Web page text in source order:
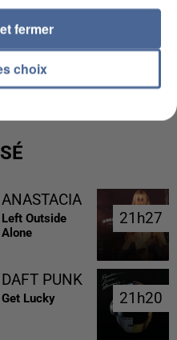
EMPORTÉE PAR UNE
SAVOIE
ANASTACIA
Left Outside
Alone
21h27
21h27
DAFT PUNK
Get Lucky 21h20
21h20
choix
fermer